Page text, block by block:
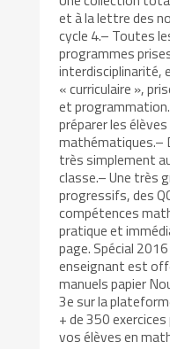
et à la lettre des
cycle 4.– Toutes
programmes
interdisciplinarité,
« curriculaire »,
et
préparer les élèves
mathématiques.–
très simplement
classe.– Une très
progressifs, des
compétences
pratique et
page. Spécial
enseignant est
manuels papier
3e sur la
+ de 350
vos élèves en